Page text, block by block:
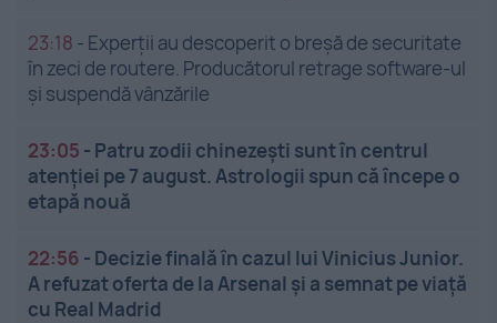
23:18 - Experții au descoperit o breșă de securitate
în zeci de routere. Producătorul retrage software-ul
și suspendă vânzările
23:05 - Patru zodii chinezești sunt în centrul
atenției pe 7 august. Astrologii spun că începe o
etapă nouă
22:56 - Decizie finală în cazul lui Vinicius Junior.
A refuzat oferta de la Arsenal și a semnat pe viață
cu Real Madrid